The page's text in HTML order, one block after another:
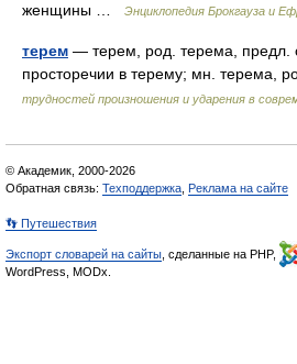
женщины …
Энциклопедия Брокгауза и
терем — терем, род. терема, предл.
просторечии в терему; мн. терема,
трудностей произношения и ударения в
© Академик, 2000-2026
Обратная связь: Техподдержка Реклама на сайте
👣 Путешествия
Экспорт словарей на сайты , сделанные на PHP,
WordPress, MODx.